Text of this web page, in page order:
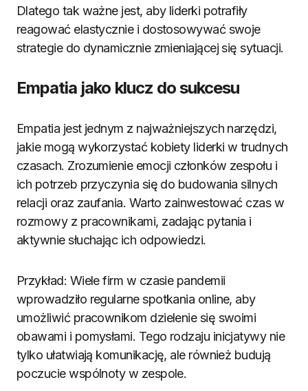
Dlatego tak ważne jest, aby liderki potrafiły
reagować elastycznie i dostosowywać swoje
strategie do dynamicznie zmieniającej się sytuacji.
Empatia jako klucz do sukcesu
Empatia jest jednym z najważniejszych narzędzi,
jakie mogą wykorzystać kobiety liderki w trudnych
czasach. Zrozumienie emocji członków zespołu i
ich potrzeb przyczynia się do budowania silnych
relacji oraz zaufania. Warto zainwestować czas w
rozmowy z pracownikami, zadając pytania i
aktywnie słuchając ich odpowiedzi.
Przykład: Wiele firm w czasie pandemii
wprowadziło regularne spotkania online, aby
umożliwić pracownikom dzielenie się swoimi
obawami i pomysłami. Tego rodzaju inicjatywy nie
tylko ułatwiają komunikację, ale również budują
poczucie wspólnoty w zespole.